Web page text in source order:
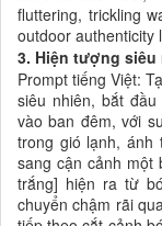
fluttering, trickling
outdoor authenticity
3. Hiện tượng siêu
Prompt tiếng Việt:
siêu nhiên, bắt
vào ban đêm, với
trong gió lạnh, ánh
sang cận cảnh
trắng] hiện ra từ
chuyển chậm rãi